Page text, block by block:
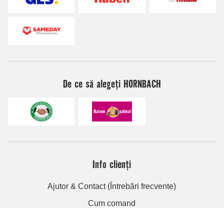
De ce să alegeți HORNBACH
Info clienți
Ajutor & Contact (Întrebări frecvente)
Cum comand